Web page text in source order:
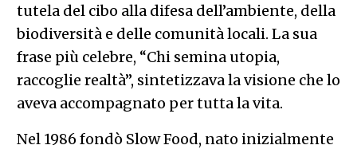
tutela del cibo alla difesa dell’ambiente, della
biodiversità e delle comunità locali. La sua
frase più celebre, “Chi semina utopia,
raccoglie realtà”, sintetizzava la visione che lo
aveva accompagnato per tutta la vita.
Nel 1986 fondò Slow Food, nato inizialmente